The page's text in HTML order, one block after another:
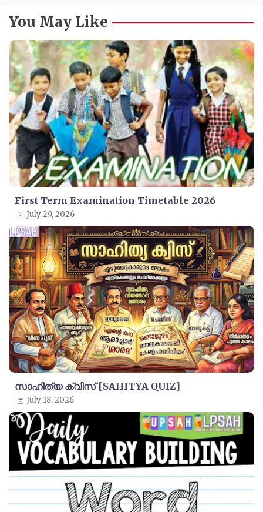
You May Like
First Term Examination Timetable 2026
July 29, 2026
സാഹിത്യ ക്വിസ് [SAHITYA QUIZ]
July 18, 2026